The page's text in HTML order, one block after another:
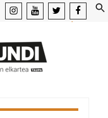
facebook